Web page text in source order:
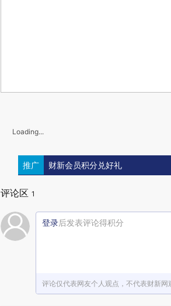
Loading...
推广 财新会员积分兑好礼
评论区 1
登录后发表评论得积分
评论仅代表网友个人观点，不代表财新网